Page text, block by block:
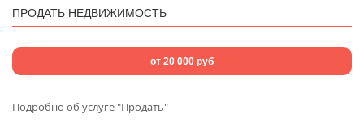
ПРОДАТЬ НЕДВИЖИМОСТЬ
от 20 000 руб
Подробно об услуге "Продать"